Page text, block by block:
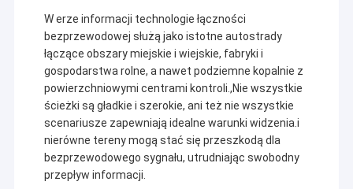
W erze informacji technologie łączności
bezprzewodowej służą jako istotne autostrady
łączące obszary miejskie i wiejskie, fabryki i
gospodarstwa rolne, a nawet podziemne kopalnie z
powierzchniowymi centrami kontroli.,Nie wszystkie
ścieżki są gładkie i szerokie, ani też nie wszystkie
scenariusze zapewniają idealne warunki widzenia.i
nierówne tereny mogą stać się przeszkodą dla
bezprzewodowego sygnału, utrudniając swobodny
przepływ informacji.